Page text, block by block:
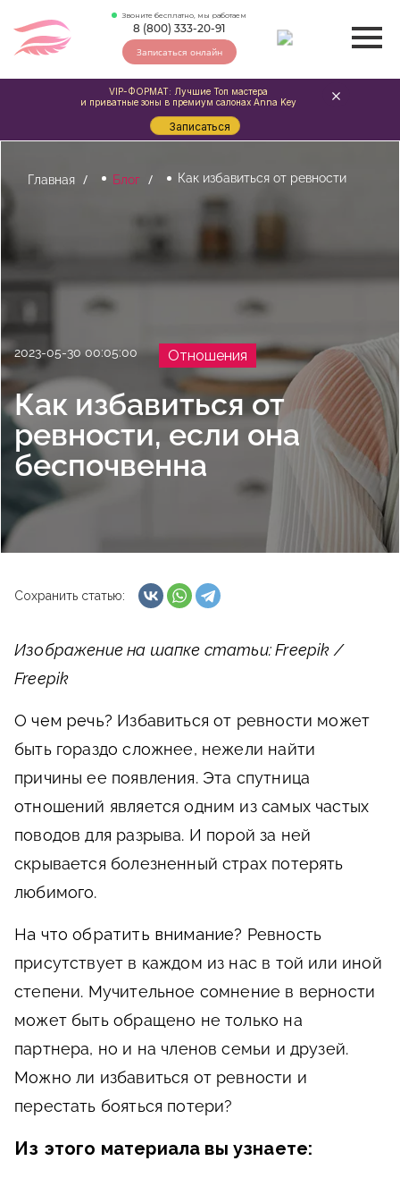
Звоните бесплатно, мы работаем
8 (800) 333-20-91
Записаться онлайн
Главная Блог Как избавиться от ревности
2023-05-30 00:05:00 Отношения
Как избавиться от
ревности, если она
беспочвенна
Сохранить статью:
Изображение на шапке статьи: Freepik /
Freepik
О чем речь? Избавиться от ревности может
быть гораздо сложнее, нежели найти
причины ее появления. Эта спутница
отношений является одним из самых частых
поводов для разрыва. И порой за ней
скрывается болезненный страх потерять
любимого.
На что обратить внимание? Ревность
присутствует в каждом из нас в той или иной
степени. Мучительное сомнение в верности
может быть обращено не только на
партнера, но и на членов семьи и друзей.
Можно ли избавиться от ревности и
перестать бояться потери?
Из этого материала вы узнаете:
VIP-ФОРМАТ: Лучшие Топ мастера
и приватные зоны в премиум салонах Anna Key
Записаться